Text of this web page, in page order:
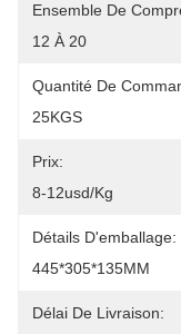
Ensemble De
12 À 20
Quantité De
25KGS
Prix:
8-12usd/kg
Détails D'emballage:
445*305*135MM
Délai De Livraison: